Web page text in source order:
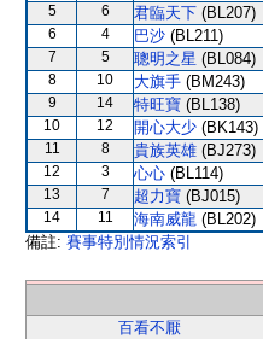
5 6 君臨天下 (BL207)
6 4 巴沙 (BL211)
7 5 聰明之星 (BL084)
8 10 大旗手 (BM243)
9 14 特旺寶 (BL138)
10 12 開心大少 (BK143)
11 8 貴族英雄 (BJ273)
12 3 心心 (BL114)
13 7 超力寶 (BJ015)
14 11 海南威龍 (BL202)
備註: 賽事特別情況索引
百看不厭